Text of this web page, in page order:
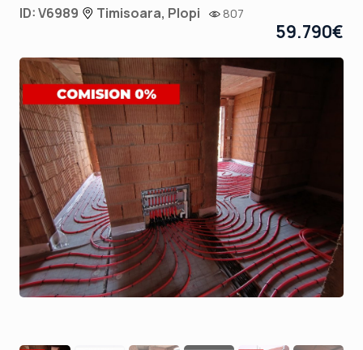
ID: V6989 Timisoara, Plopi 807
59.790€